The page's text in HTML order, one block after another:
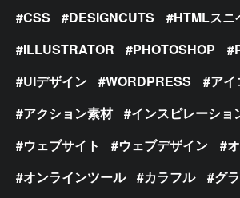
CSS DESIGNCUTS
HTMLスニ
ILLUSTRATOR
PHOTOSHOP
UIデザイン
WORDPRESS
アイ
アクション素材
インスピレーショ
ウェブサイト
ウェブデザイン
オンラインツール
カラフル
グ